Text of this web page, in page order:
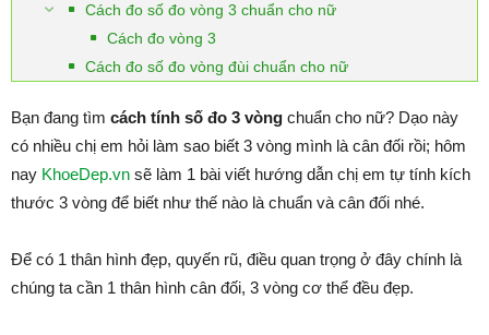
Cách đo số đo vòng 3 chuẩn cho nữ
Cách đo vòng 3
Cách đo số đo vòng đùi chuẩn cho nữ
Bạn đang tìm cách tính số đo 3 vòng chuẩn cho nữ? Dạo này
có nhiều chị em hỏi làm sao biết 3 vòng mình là cân đối rồi; hôm
nay KhoeDep.vn sẽ làm 1 bài viết hướng dẫn chị em tự tính kích
thước 3 vòng để biết như thế nào là chuẩn và cân đối nhé.
Để có 1 thân hình đẹp, quyến rũ, điều quan trọng ở đây chính là
chúng ta cần 1 thân hình cân đối, 3 vòng cơ thể đều đẹp.